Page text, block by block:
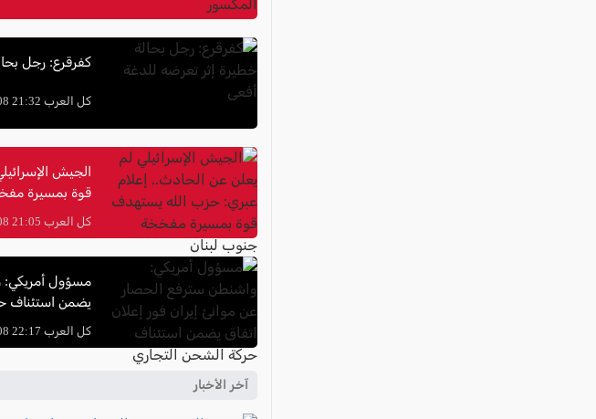
كفرقرع: رجل
كل العرب 21:32 07/08
الجيش
قوة بمسيرة
كل العرب 21:05 07/08
مسؤول أمريكي:
يضمن استئناف
كل العرب 22:17 07/08
آخر الأخبار